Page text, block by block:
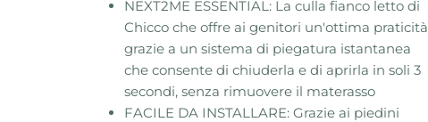
NEXT2ME ESSENTIAL: La culla fianco letto di
Chicco che offre ai genitori un'ottima praticità
grazie a un sistema di piegatura istantanea
che consente di chiuderla e di aprirla in soli 3
secondi, senza rimuovere il materasso
FACILE DA INSTALLARE: Grazie ai piedini